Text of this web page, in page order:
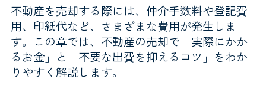
不動産を売却する際には、仲介手数料や登記費
用、印紙代など、さまざまな費用が発生しま
す。この章では、不動産の売却で「実際にかか
るお金」と「不要な出費を抑えるコツ」をわか
りやすく解説します。